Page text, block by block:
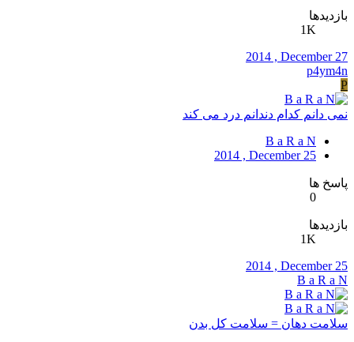
بازدیدها
1K
2014 , December 27
p4ym4n
P
نمی دانم کدام دندانم درد می کند
B a R a N
2014 , December 25
پاسخ ها
0
بازدیدها
1K
2014 , December 25
B a R a N
سلامت دهان = سلامت کل بدن